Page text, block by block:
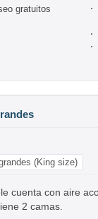
gratuitos
(King size)
cuenta con aire
2 camas.